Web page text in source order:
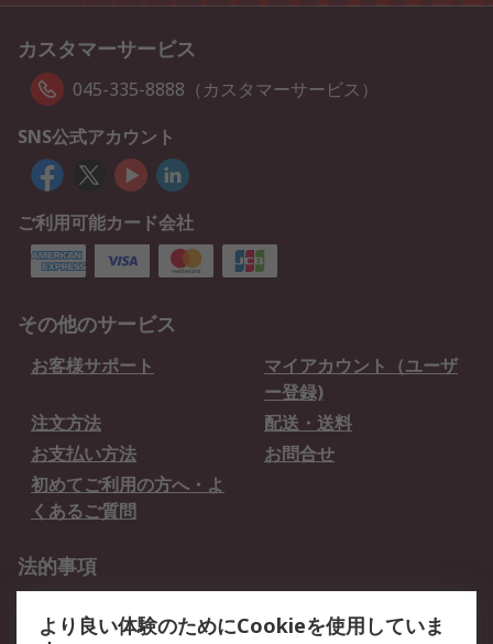
カスタマーサービス
045-335-8888（カスタマーサービス）
SNS公式アカウント
ご利用可能カード会社
その他のサービス
お客様サポート
マイアカウント（ユーザ
ー登録)
注文方法
配送・送料
お支払い方法
お問合せ
初めてご利用の方へ・よ
くあるご質問
法的事項
クッキーポリシー
より良い体験のためにCookieを使用していま